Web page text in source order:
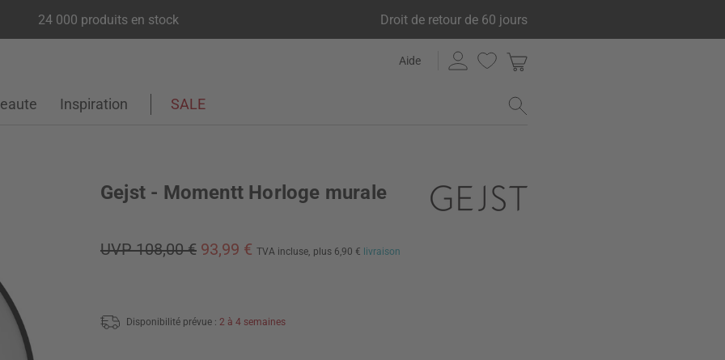
24 000 produits en stock Droit de retour de 60 jours
Aide
Inspiration SALE
Gejst - Momentt Horloge murale
UVP 108,00 € 93,99 € TVA incluse, plus 6,90 € livraison
Disponibilité prévue : 2 à 4 semaines